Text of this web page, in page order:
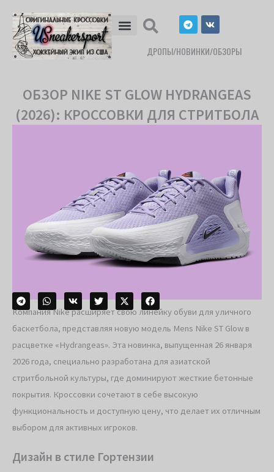
содержимому
T
e
l
e
g
V
k
ДРОПЫ/НОВИНКИ/ОБЗОРЫ
ОБЗОР NIKE ST GLOW HYDRANGEAS
(2026): КРОССОВКИ ДЛЯ СТРИТБОЛА
Компания Nike расширяет свою линейку обуви для уличного
баскетбола, представляя новую модель Mens Nike ST Glow в
расцветке «Hydrangeas». Эта новинка, выпущенная 26 января
2026 года, специально разработана для азиатской
стритбольной культуры, где доминируют жесткие бетонные
покрытия. Кроссовки сочетают в себе высокую
функциональность и доступную цену, что делает их отличным
выбором для активных игроков.
Дизайн в стиле Гортензии